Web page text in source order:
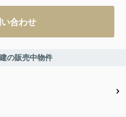
合わせ
の販売中物件